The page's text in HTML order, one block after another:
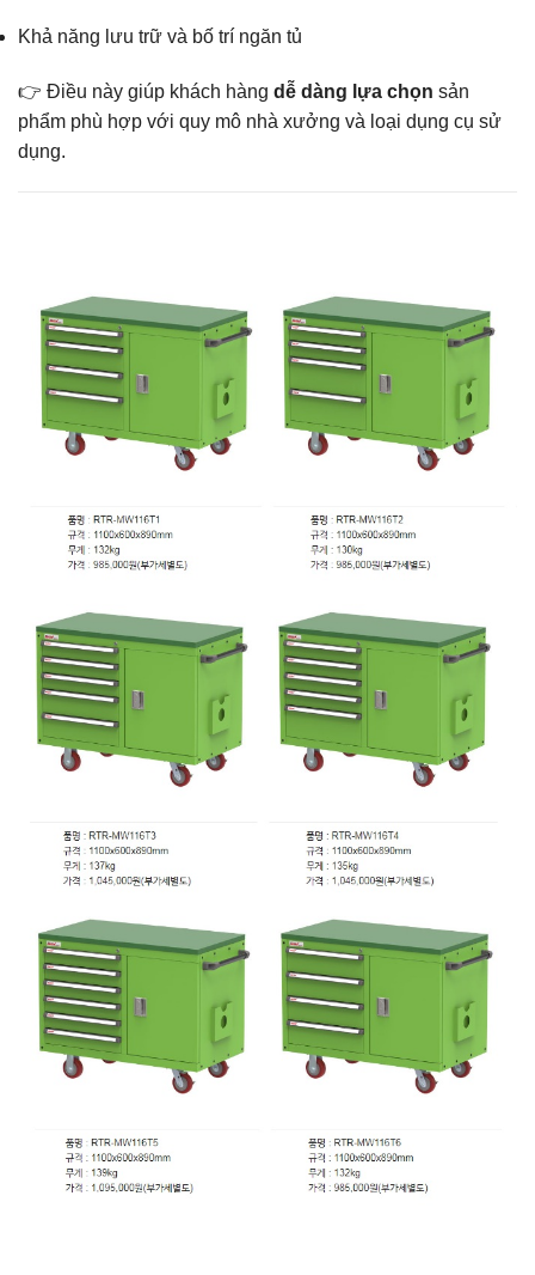
Khả năng lưu trữ và bố trí ngăn tủ
👉 Điều này giúp khách hàng dễ dàng lựa chọn sản
phẩm phù hợp với quy mô nhà xưởng và loại dụng cụ sử
dụng.